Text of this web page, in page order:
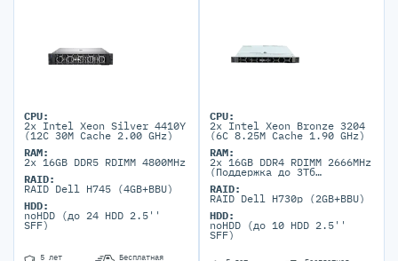
CPU:
2x Intel Xeon Silver 4410Y
(12C 30M Cache 2.00 GHz)
RAM:
2x 16GB DDR5 RDIMM 4800MHz
RAID:
RAID Dell H745 (4GB+BBU)
HDD:
noHDD (до 24 HDD 2.5''
SFF)
5 лет
Бесплатная
CPU:
2x Intel Xeon Bronze 3204
(6C 8.25M Cache 1.90 GHz)
RAM:
2x 16GB DDR4 RDIMM 2666MHz
(Поддержка до 3Тб
портов)
RAID:
RAID Dell H730p (2GB+BBU)
HDD:
noHDD (до 10 HDD 2.5''
SFF)